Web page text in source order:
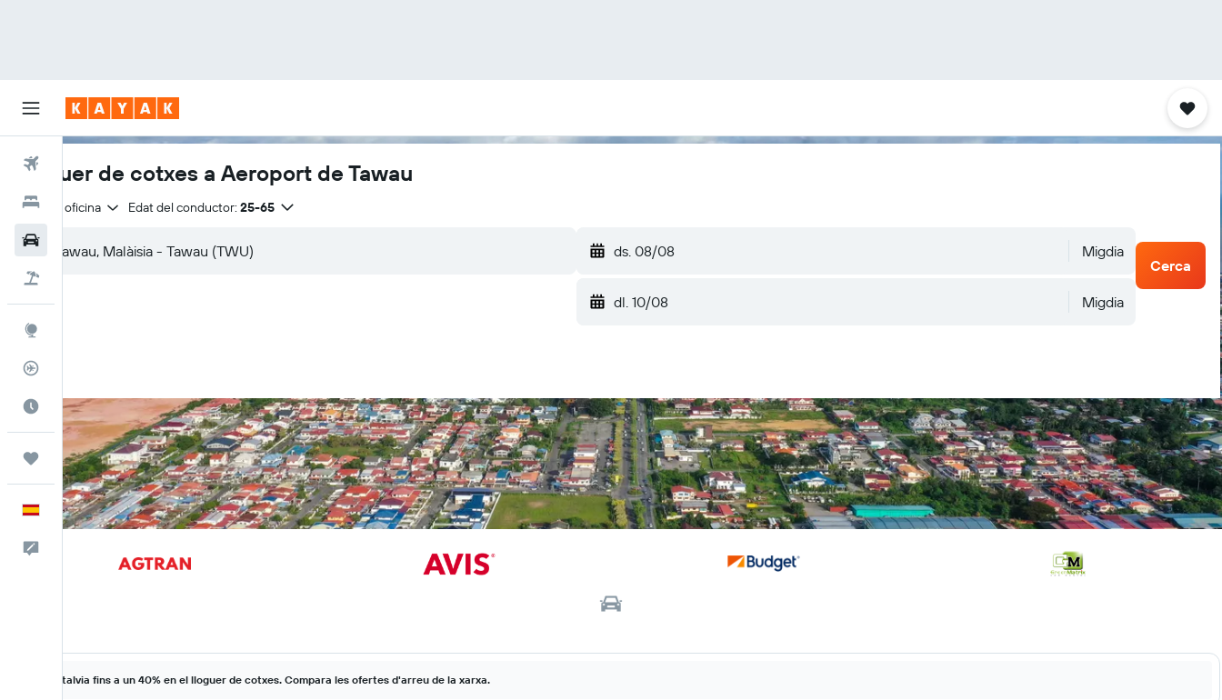
Hotels
El millor moment per viatjar
Viatges
Català
Lloguer de cotxes a Aeroport de Tawau
Mateixa oficina Edat del conductor: 25-65
ds. 08/08 Migdia
dl. 10/08 Migdia
Cerca
Estalvia fins a un 40% en el lloguer de cotxes. Compara les ofertes d'arreu de la xarxa.